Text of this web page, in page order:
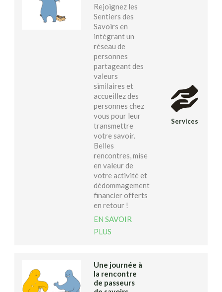
Rejoignez les
Sentiers des
Savoirs en
intégrant un
réseau de
personnes
partageant des
valeurs
similaires et
accueillez des
personnes chez
vous pour leur
transmettre
votre savoir.
Belles
rencontres, mise
en valeur de
votre activité et
dédommagement
financier offerts
en retour !
EN SAVOIR
PLUS
Services
Une journée à
la rencontre
de passeurs